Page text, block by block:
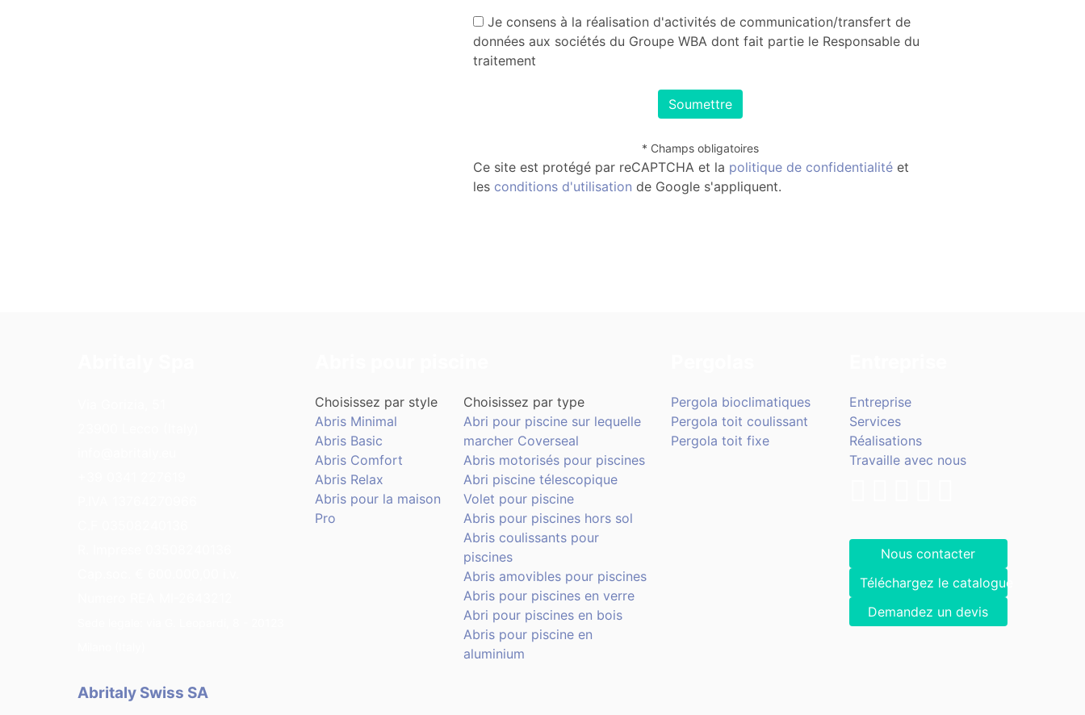
Je consens à la réalisation d'activités de communication/transfert de
données aux sociétés du Groupe WBA dont fait partie le Responsable du
traitement
Soumettre
* Champs obligatoires
Ce site est protégé par reCAPTCHA et la politique de confidentialitéet
les conditions d'utilisation de Google s'appliquent.
Abritaly Swiss SA
Choisissez par style
Abris Minimal
Abris Basic
Abris Comfort
Abris Relax
Abris pour la maison
Pro
Choisissez par type
Abri pour piscine sur lequelle
marcher Coverseal
Abris motorisés pour piscines
Abri piscine télescopique
Volet pour piscine
Abris pour piscines hors sol
Abris coulissants pour
piscines
Abris amovibles pour piscines
Abris pour piscines en verre
Abri pour piscines en bois
Abris pour piscine en
aluminium
Pergola bioclimatiques
Pergola toit coulissant
Pergola toit fixe
Entreprise
Services
Réalisations
Travaille avec nous
Nous contacter
Téléchargez le catalogue
Demandez un devis